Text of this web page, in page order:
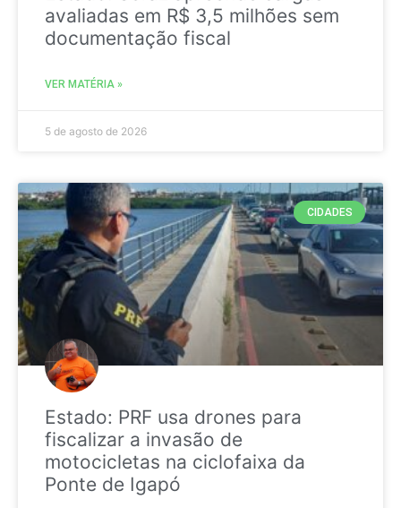
avaliadas em R$ 3,5 milhões sem
documentação fiscal
VER MATÉRIA »
5 de agosto de 2026
CIDADES
Estado: PRF usa drones para
fiscalizar a invasão de
motocicletas na ciclofaixa da
Ponte de Igapó